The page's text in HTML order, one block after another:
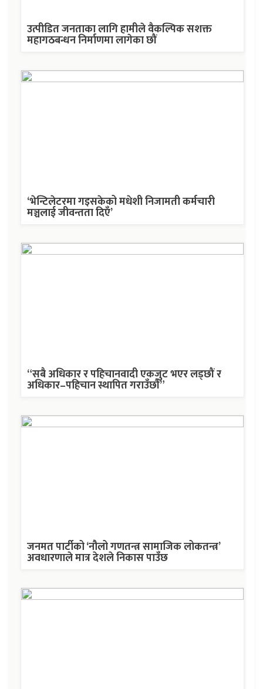
उत्पीडित जनताका लागि हामीले वैकल्पिक सशक्त
महागठबन्धन निर्माणमा लागेका छौं
‘भेन्टिलेटरमा गइसकेको मधेशी निजामती कर्मचारी
मञ्चलाई जीवन्तता दिएँ’
“सबै अधिकार र पहिचानवादी एकजुट भएर लड्छौं र
अधिकार–पहिचान स्थापित गराउँछौं”
जनमत पार्टीको ‘नौलो गणतन्त्र सामाजिक लोकतन्त्र’
अवधारणाले मात्र देशले निकास पाउँछ